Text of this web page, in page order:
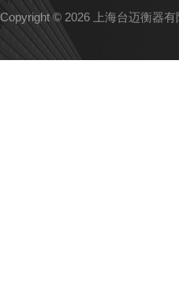
Copyright © 2026 上海台迈衡器